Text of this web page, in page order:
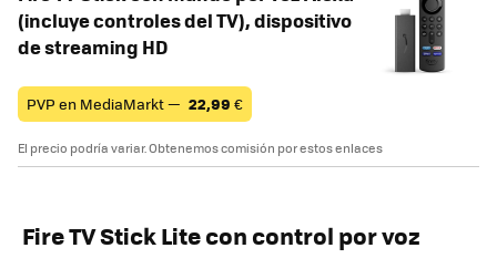
(incluye controles del TV), dispositivo
de streaming HD
PVP en MediaMarkt — 22,99 €
El precio podría variar. Obtenemos comisión por estos enlaces
Fire TV Stick Lite con control por voz